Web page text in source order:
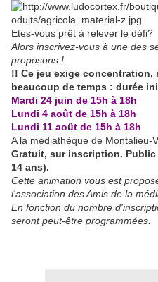
Etes-vous prêt à relever le défi?
Alors inscrivez-vous à une des
proposons !
!! Ce jeu exige concentration,
beaucoup de temps : durée
Mardi 24 juin de 15h à 18h
Lundi 4 août de 15h à 18h
Lundi 11 août de 15h à 18h
A la médiathèque de Montalieu-
Gratuit, sur inscription.
14 ans).
Cette animation vous est
l'association des Amis de la
En fonction du nombre
seront peut-être programmées.